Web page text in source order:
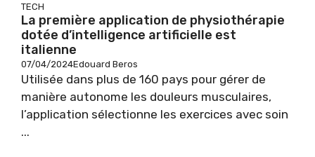
TECH
La première application de physiothérapie
dotée d’intelligence artificielle est
italienne
07/04/2024Edouard Beros
Utilisée dans plus de 160 pays pour gérer de
manière autonome les douleurs musculaires,
l’application sélectionne les exercices avec soin
...